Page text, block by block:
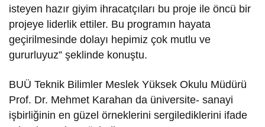
isteyen hazır giyim ihracatçıları bu proje ile öncü bir
projeye liderlik ettiler. Bu programın hayata
geçirilmesinde dolayı hepimiz çok mutlu ve
gururluyuz” şeklinde konuştu.
BUÜ Teknik Bilimler Meslek Yüksek Okulu Müdürü
Prof. Dr. Mehmet Karahan da üniversite- sanayi
işbirliğinin en güzel örneklerini sergilediklerini ifade